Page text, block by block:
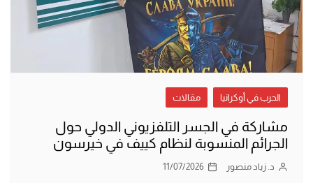
الحرب في أوكرانيا مقالات
مشاركة في الجسر التلفزيوني الدولي حول
الجرائم المنسوبة لنظام كييف في خيرسون
د. زياد منصور 11/07/2026